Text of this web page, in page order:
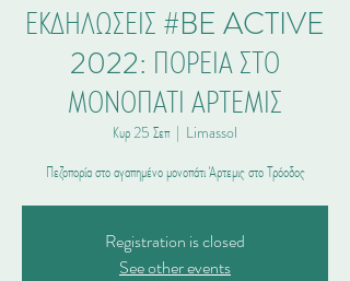
ΕΚΔΗΛΩΣΕΙΣ #BE ACTIVE
2022: ΠΟΡΕΙΑ ΣΤΟ
ΜΟΝΟΠΑΤΙ ΑΡΤΕΜΙΣ
Κυρ 25 Σεπ
  |
Limassol
Πεζοπορία στο αγαπημένο μονοπάτι Άρτεμις στο Τρόοδος
Registration is closed
See other events